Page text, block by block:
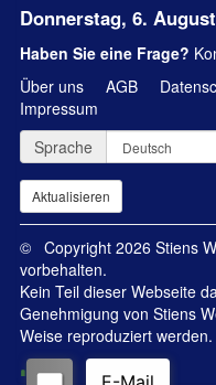
Donnerstag, 6.
Haben Sie eine Frage?
Über uns
AGB
Impressum
Sprache
© Copyright 2026 Stiens
vorbehalten.
Kein Teil dieser Webseite
Genehmigung von Stiens
Weise reproduziert werden.